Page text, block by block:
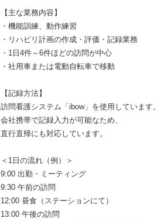
【主な業務内容】
・機能訓練、動作練習
・リハビリ計画の作成・評価・記録業務
・1日4件～6件ほどの訪問が中心
・社用車または電動自転車で移動
【記録方法】
訪問看護システム「ibow」を使用しています。
会社携帯で記録入力が可能なため、
直行直帰にも対応しています。
＜1日の流れ（例）＞
9:00 出勤・ミーティング
9:30 午前の訪問
12:00 昼食（ステーションにて）
13:00 午後の訪問